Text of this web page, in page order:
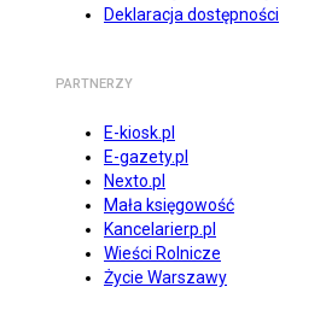
Deklaracja dostępności
PARTNERZY
E-kiosk.pl
E-gazety.pl
Nexto.pl
Mała księgowość
Kancelarierp.pl
Wieści Rolnicze
Życie Warszawy